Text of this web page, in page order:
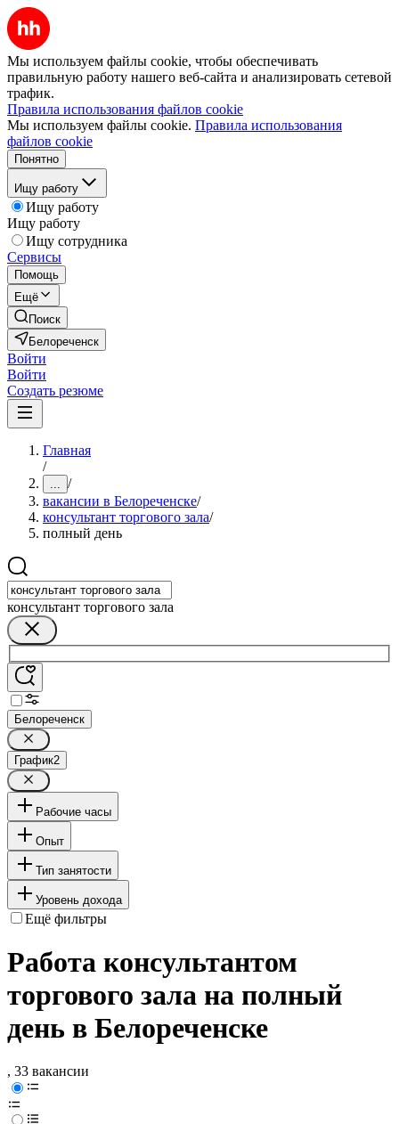
Мы используем файлы cookie, чтобы обеспечивать
правильную работу нашего веб-сайта и анализировать сетевой
трафик.
Правила использования файлов cookie
Мы используем файлы cookie. Правила использования
файлов cookie
Понятно
Ищу работу
Ищу работу
Ищу работу
Ищу сотрудника
Сервисы
Помощь
Ещё
Поиск
Белореченск
Войти
Войти
Создать резюме
Главная
/
... /
вакансии в Белореченске/
консультант торгового зала/
полный день
консультант торгового зала
Белореченск
График2
Рабочие часы
Опыт
Тип занятости
Уровень дохода
Ещё фильтры
Работа консультантом
торгового зала на полный
день в Белореченске
, 33 вакансии